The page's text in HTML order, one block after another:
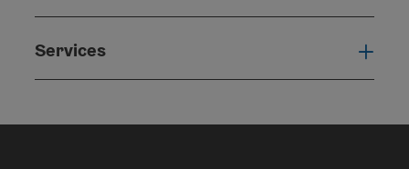
Services